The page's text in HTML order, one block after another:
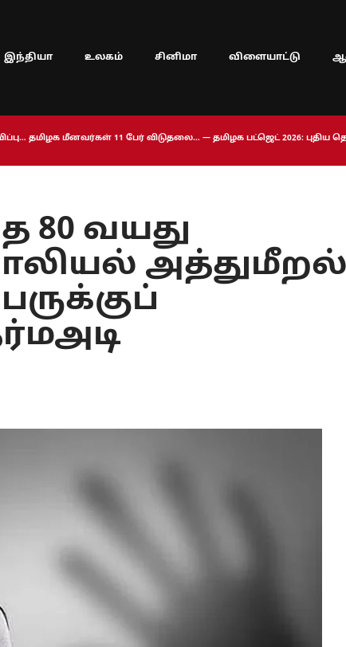
இந்தியா உலகம் சினிமா விளையாட்டு
தமிழக மீனவர்கள் 11 பேர் விடுதலை… — தமிழக பட்ஜெட் 2026:
80 வயது
அத்துமீறல்